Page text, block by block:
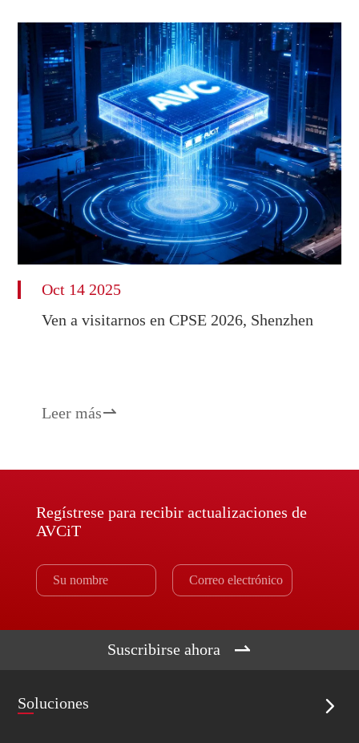
Oct 14 2025
Ven a visitarnos en CPSE 2026, Shenzhen
Leer más
Regístrese para recibir actualizaciones de
AVCiT
Suscribirse ahora 
Soluciones 